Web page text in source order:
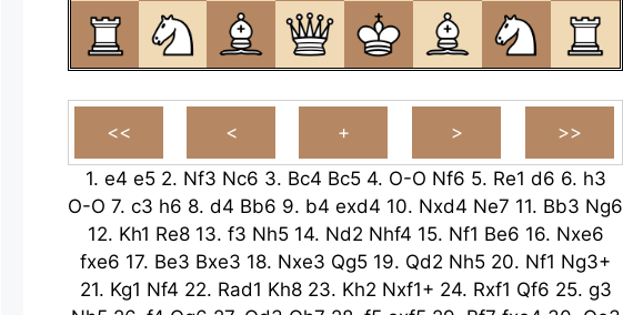
1. e4 e5 2. Nf3 Nc6 3. Bc4 Bc5 4. O-O Nf6 5. Re1 d6 6. h3
O-O 7. c3 h6 8. d4 Bb6 9. b4 exd4 10. Nxd4 Ne7 11. Bb3 Ng6
12. Kh1 Re8 13. f3 Nh5 14. Nd2 Nhf4 15. Nf1 Be6 16. Nxe6
fxe6 17. Be3 Bxe3 18. Nxe3 Qg5 19. Qd2 Nh5 20. Nf1 Ng3+
21. Kg1 Nf4 22. Rad1 Kh8 23. Kh2 Nxf1+ 24. Rxf1 Qf6 25. g3